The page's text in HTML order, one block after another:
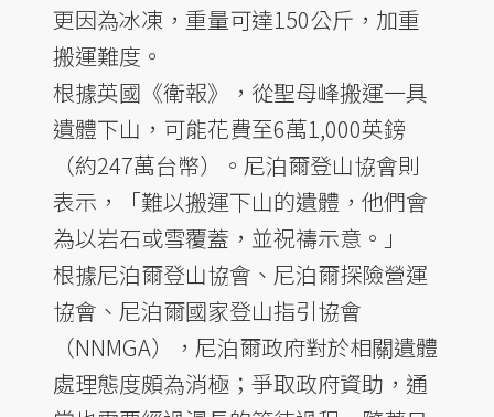
更因為冰凍，重量可達150公斤，加重
搬運難度。
根據英國《衛報》，從聖母峰搬運一具
遺體下山，可能花費至6萬1,000英鎊
（約247萬台幣）。尼泊爾登山協會則
表示，「難以搬運下山的遺體，他們會
為以岩石或雪覆蓋，並祝禱示意。」
根據尼泊爾登山協會、尼泊爾探險營運
協會、尼泊爾國家登山指引協會
（NNMGA），尼泊爾政府對於相關遺體
處理態度頗為消極；爭取政府資助，通